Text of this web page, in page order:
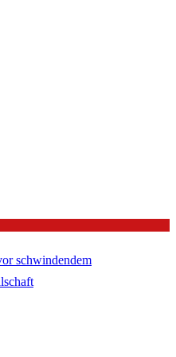
schwindendem